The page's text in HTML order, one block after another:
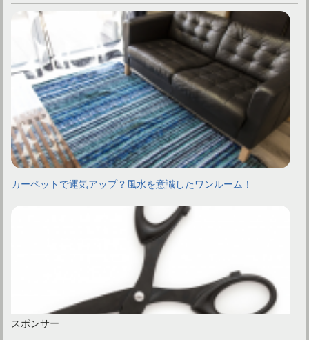
カーペットで運気アップ？風水を意識したワンルーム！
スポンサー